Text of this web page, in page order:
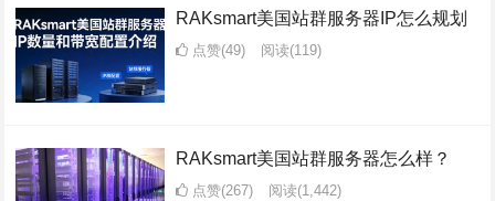
RAKsmart美国站群服务器IP怎么规划
点赞(49) 阅读(119)
RAKsmart美国站群服务器怎么样？
点赞(267) 阅读(1,442)